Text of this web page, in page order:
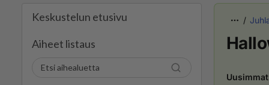
Keskustelun etusivu
Aiheet listaus